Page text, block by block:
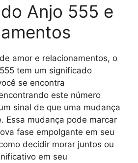
Anjo 555 e
amor e relacionamentos, o
tem um significado
se encontra
este número
sinal de que uma mudança
Essa mudança pode marcar
fase empolgante em seu
decidir morar juntos ou
em seu